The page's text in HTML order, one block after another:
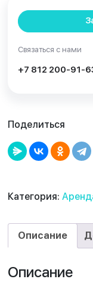
Связаться с нами
+7 812 200-91-
Поделиться
Категория:
Описание
Описание